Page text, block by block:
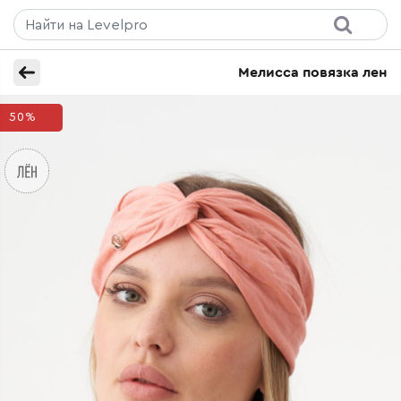
Мелисса повязка лен
50%